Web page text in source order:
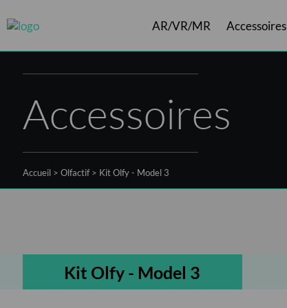
AR/VR/MR Accessoires
Accessoires
Accueil > Olfactif > Kit Olfy - Model 3
Kit Olfy - Model 3